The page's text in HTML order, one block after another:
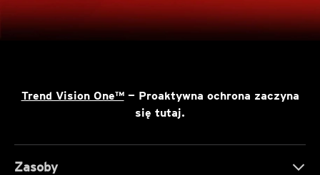
Trend Vision One™— Proaktywna ochrona zaczyna
się tutaj.
Zasoby